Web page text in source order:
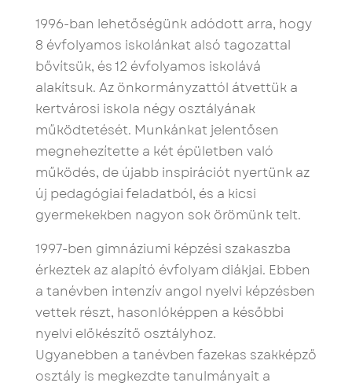
1996-ban lehetőségünk adódott arra, hogy
8 évfolyamos iskolánkat alsó tagozattal
bővítsük, és 12 évfolyamos iskolává
alakítsuk. Az önkormányzattól átvettük a
kertvárosi iskola négy osztályának
működtetését. Munkánkat jelentősen
megnehezítette a két épületben való
működés, de újabb inspirációt nyertünk az
új pedagógiai feladatból, és a kicsi
gyermekekben nagyon sok örömünk telt.
1997-ben gimnáziumi képzési szakaszba
érkeztek az alapító évfolyam diákjai. Ebben
a tanévben intenzív angol nyelvi képzésben
vettek részt, hasonlóképpen a későbbi
nyelvi előkészítő osztályhoz.
Ugyanebben a tanévben fazekas szakképző
osztály is megkezdte tanulmányait a